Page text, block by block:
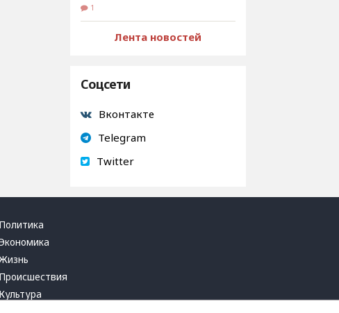
1
Лента новостей
Соцсети
Вконтакте
Telegram
Twitter
Политика
Происшествия
Культура